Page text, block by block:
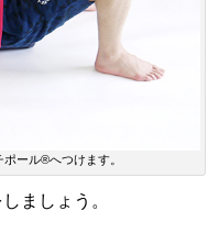
ール®へつけます。
ましょう。